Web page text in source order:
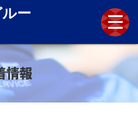
ー
情報
プとは
歴史
情報